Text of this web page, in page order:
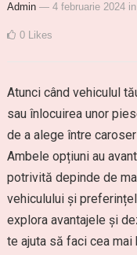
Admin — 4 februarie 2024 in
0 Likes
Atunci când vehiculul
sau înlocuirea unor
de a alege între
Ambele opțiuni au
potrivită depinde de
vehiculului și
explora avantajele și
te ajuta să faci cea mai